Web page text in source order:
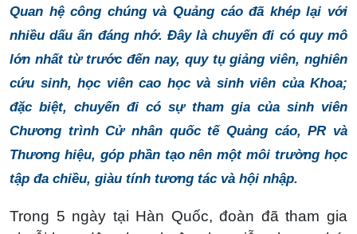
Quan hệ công chúng và Quảng cáo đã khép lại với
nhiều dấu ấn đáng nhớ. Đây là chuyến đi có quy mô
lớn nhất từ trước đến nay, quy tụ giảng viên, nghiên
cứu sinh, học viên cao học và sinh viên của Khoa;
đặc biệt, chuyến đi có sự tham gia của sinh viên
Chương trình Cử nhân quốc tế Quảng cáo, PR và
Thương hiệu, góp phần tạo nên một môi trường học
tập đa chiều, giàu tính tương tác và hội nhập.
Trong 5 ngày tại Hàn Quốc, đoàn đã tham gia